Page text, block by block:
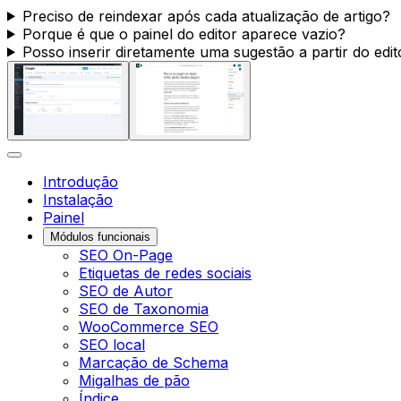
Preciso de reindexar após cada atualização de artigo?
Porque é que o painel do editor aparece vazio?
Posso inserir diretamente uma sugestão a partir do
Introdução
Instalação
Painel
Módulos funcionais
SEO On-Page
Etiquetas de redes sociais
SEO de Autor
SEO de Taxonomia
WooCommerce SEO
SEO local
Marcação de Schema
Migalhas de pão